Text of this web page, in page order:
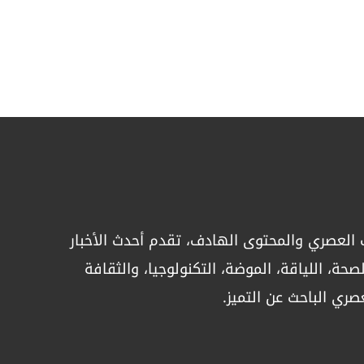
والمحتوى الهادف، تقدم أحدث الأخبار
اللياقة، الموضة، التكنولوجيا، والثقافة
الباحث عن التميز.